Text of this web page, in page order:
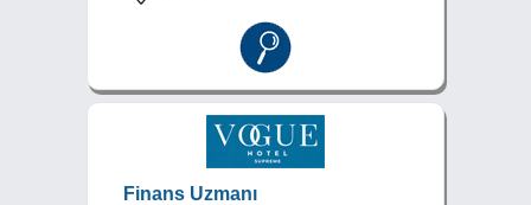
Finans Uzmanı